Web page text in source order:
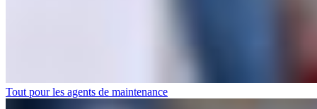
Tout pour les agents de maintenance